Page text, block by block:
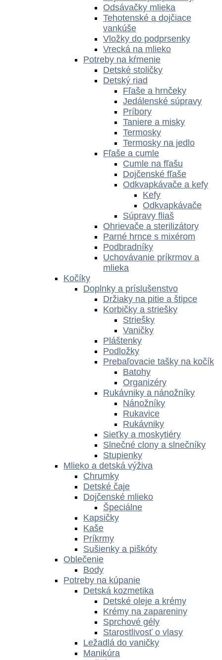
Odsávačky mlieka
Tehotenské a dojčiace
vankúše
Vložky do podprsenky
Vrecká na mlieko
Potreby na kŕmenie
Detské stoličky
Detský riad
Fľaše a hrnčeky
Jedálenské súpravy
Príbory
Taniere a misky
Termosky
Termosky na jedlo
Fľaše a cumle
Cumle na fľašu
Dojčenské fľaše
Odkvapkávače a kefy
Kefy
Odkvapkávače
Súpravy fliaš
Ohrievače a sterilizátory
Parné hrnce s mixérom
Podbradníky
Uchovávanie príkrmov a
mlieka
Kočíky
Doplnky a príslušenstvo
Držiaky na pitie a štipce
Korbičky a striešky
Striešky
Vaničky
Pláštenky
Podložky
Prebaľovacie tašky na kočík
Batohy
Organizéry
Rukávniky a nánožníky
Nánožníky
Rukavice
Rukávniky
Sieťky a moskytiéry
Slnečné clony a slnečníky
Stupienky
Mlieko a detská výživa
Chrumky
Detské čaje
Dojčenské mlieko
Špeciálne
Kapsičky
Kaše
Príkrmy
Sušienky a piškóty
Oblečenie
Body
Potreby na kúpanie
Detská kozmetika
Detské oleje a krémy
Krémy na zapareniny
Sprchové gély
Starostlivosť o vlasy
Ležadlá do vaničky
Manikúra